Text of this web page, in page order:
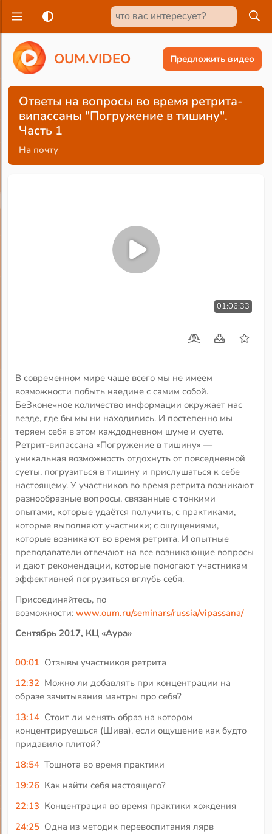
OUM.VIDEO Предложить видео
Ответы на вопросы во время ретрита-
випассаны "Погружение в тишину".
Часть 1
На почту
01:06:33
В современном мире чаще всего мы не имеем
возможности побыть наедине с самим собой.
БеЗконечное количество информации окружает нас
везде, где бы мы ни находились. И постепенно мы
теряем себя в этом каждодневном шуме и суете.
Ретрит-випассана «Погружение в тишину» —
уникальная возможность отдохнуть от повседневной
суеты, погрузиться в тишину и прислушаться к себе
настоящему. У участников во время ретрита возникают
разнообразные вопросы, связанные с тонкими
опытами, которые удаётся получить; с практиками,
которые выполняют участники; с ощущениями,
которые возникают во время ретрита. И опытные
преподаватели отвечают на все возникающие вопросы
и дают рекомендации, которые помогают участникам
эффективней погрузиться вглубь себя.
Присоединяйтесь, по
возможности:www.oum.ru/seminars/russia/vipassana/
Сентябрь 2017, КЦ «Аура»
00:01 Отзывы участников ретрита
12:32 Можно ли добавлять при концентрации на
образе зачитывания мантры про себя?
13:14 Стоит ли менять образ на котором
концентрируешься (Шива), если ощущение как будто
придавило плитой?
18:54 Тошнота во время практики
19:26 Как найти себя настоящего?
22:13 Концентрация во время практики хождения
24:25 Одна из методик перевоспитания лярв